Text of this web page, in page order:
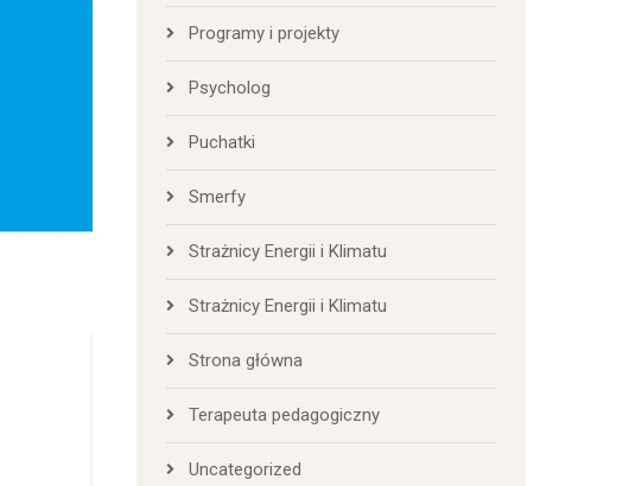
Programy i projekty
Psycholog
Puchatki
Smerfy
Strażnicy Energii i Klimatu
Strażnicy Energii i Klimatu
Strona główna
Terapeuta pedagogiczny
Uncategorized